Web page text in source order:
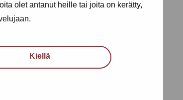
olet antanut heille tai joita on kerätty,
Kiellä